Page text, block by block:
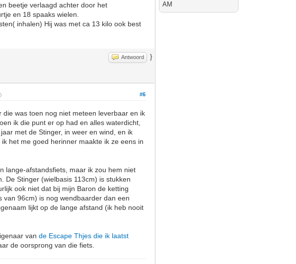
beetje verlaagd achter door het
en 18 spaaks wielen.
inhalen) Hij was met ca 13 kilo ook best
Antwoord }
#6
.)
was toen nog niet meteen leverbaar en ik
ik die punt er op had en alles waterdicht,
met de Stinger, in weer en wind, en ik
het me goed herinner maakte ik ze eens in
lange-afstandsfiets, maar ik zou hem niet
De Stinger (wielbasis 113cm) is stukken
ook niet dat bij mijn Baron de ketting
van 96cm) is nog wendbaarder dan een
lijkt op de lange afstand (ik heb nooit
vande Escape Thjes die ik laatst
de oorsprong van die fiets.
AM